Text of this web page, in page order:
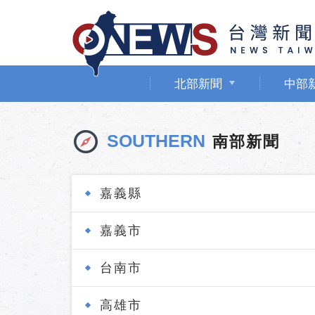
北部新聞 中部
SOUTHERN 南部新聞
嘉義縣
嘉義市
台南市
高雄市